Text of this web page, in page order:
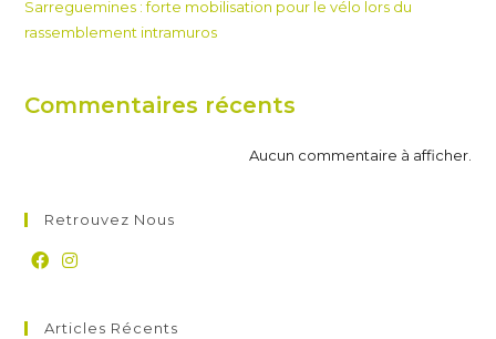
Sarreguemines : forte mobilisation pour le vélo lors du
rassemblement intramuros
Commentaires récents
Aucun commentaire à afficher.
Retrouvez Nous
Articles Récents